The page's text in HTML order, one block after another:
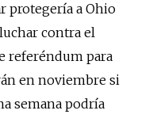
protegería a Ohio
contra el
referéndum para
en noviembre si
semana podría